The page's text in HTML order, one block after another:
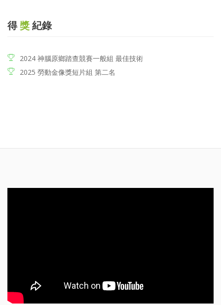
得獎 紀錄
2024 神腦原鄉踏查競賽一般組 最佳技術
2025 勞動金像獎短片組 第二名